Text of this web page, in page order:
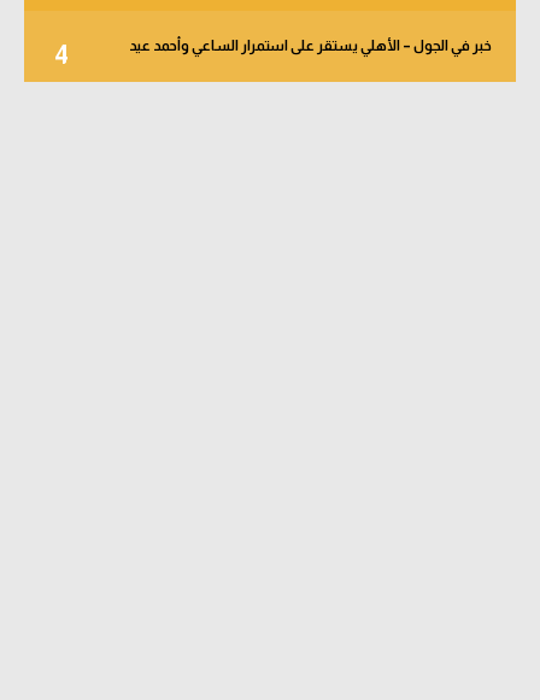
4 خبر في الجول – الأهلي يستقر على استمرار الساعي وأحمد عيد